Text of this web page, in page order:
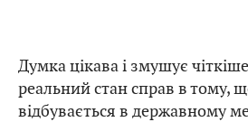
Думка цікава і змушує
реальний стан справ в тому,
відбувається в державному